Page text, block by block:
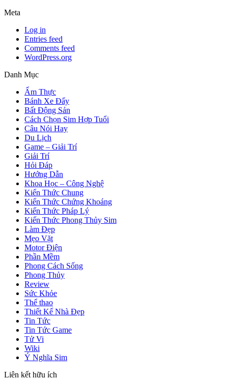
Meta
Log in
Entries feed
Comments feed
WordPress.org
Danh Mục
Ẩm Thực
Bánh Xe Đẩy
Bất Động Sản
Cách Chọn Sim Hợp Tuổi
Câu Nói Hay
Du Lịch
Game – Giải Trí
Giải Trí
Hỏi Đáp
Hướng Dẫn
Khoa Học – Công Nghệ
Kiến Thức Chung
Kiến Thức Chứng Khoáng
Kiến Thức Pháp Lý
Kiến Thức Phong Thủy Sim
Làm Đẹp
Mẹo Vặt
Motor Điện
Phần Mềm
Phong Cách Sống
Phong Thủy
Review
Sức Khỏe
Thể thao
Thiết Kế Nhà Đẹp
Tin Tức
Tin Tức Game
Tử Vi
Wiki
Ý Nghĩa Sim
Liên kết hữu ích